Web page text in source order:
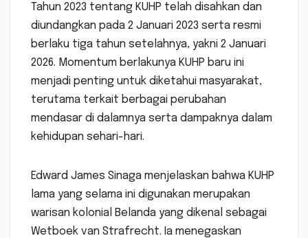
Tahun 2023 tentang KUHP telah disahkan dan
diundangkan pada 2 Januari 2023 serta resmi
berlaku tiga tahun setelahnya, yakni 2 Januari
2026. Momentum berlakunya KUHP baru ini
menjadi penting untuk diketahui masyarakat,
terutama terkait berbagai perubahan
mendasar di dalamnya serta dampaknya dalam
kehidupan sehari-hari.
Edward James Sinaga menjelaskan bahwa KUHP
lama yang selama ini digunakan merupakan
warisan kolonial Belanda yang dikenal sebagai
Wetboek van Strafrecht. Ia menegaskan